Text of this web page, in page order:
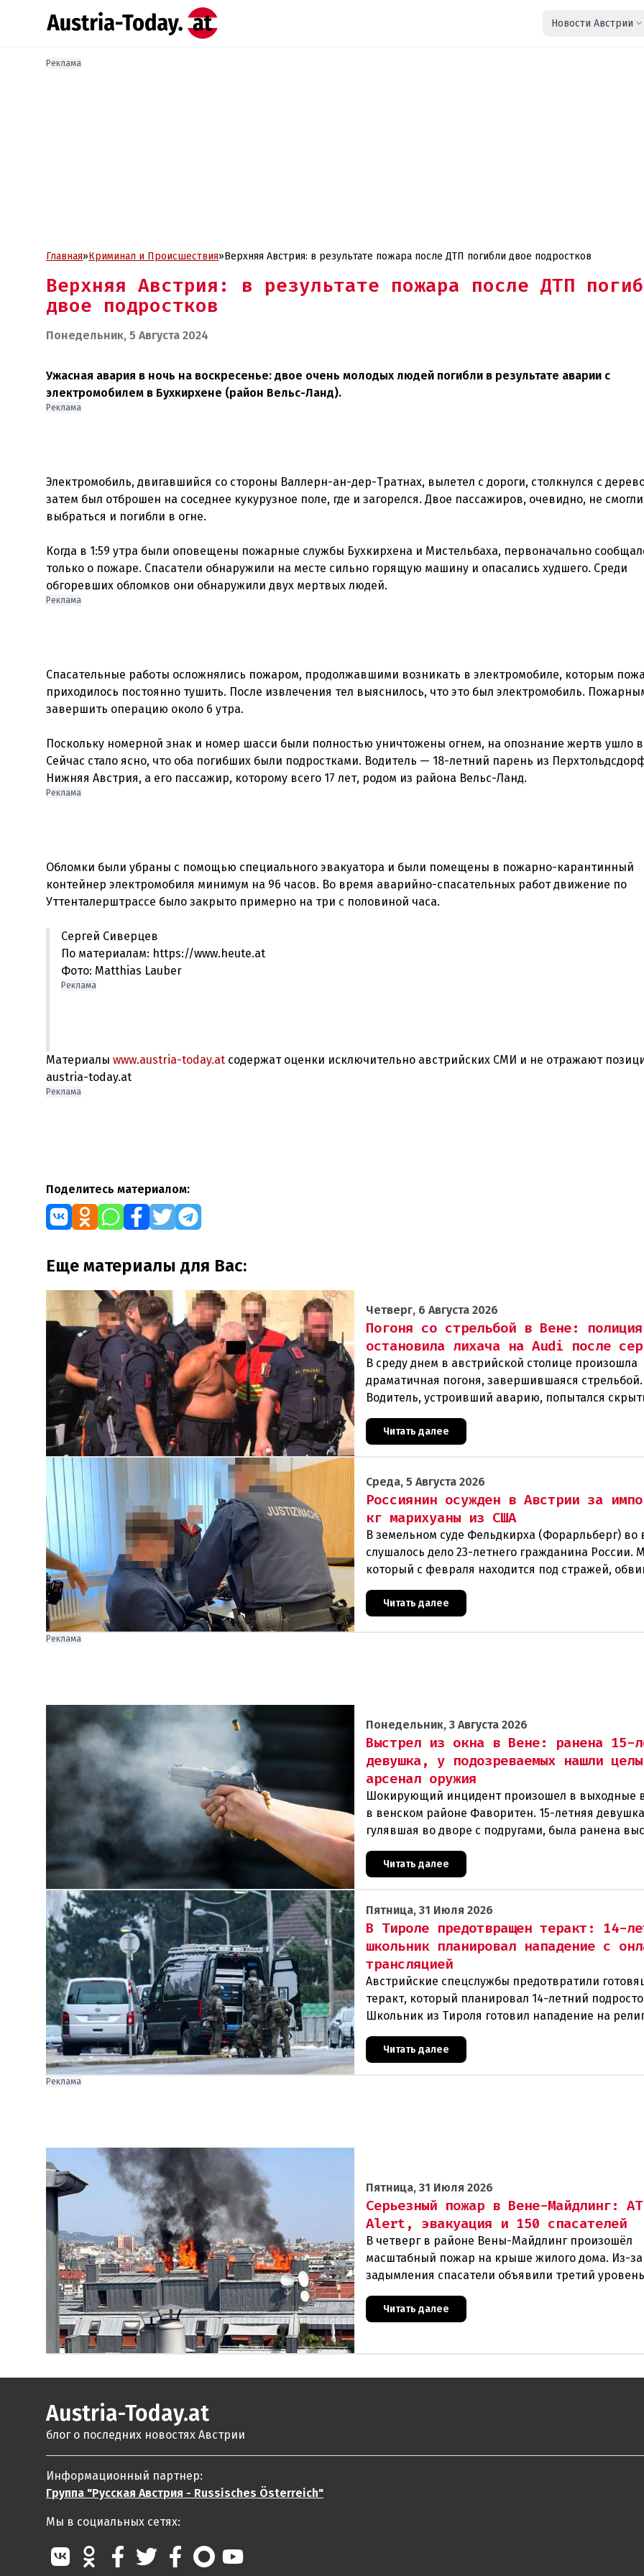
Новости Австрии
Реклама
Главная»Криминал и Проиcшествия»Верхняя Австрия: в результате пожара после ДТП погибли двое подростков
Верхняя Австрия: в результате пожара после ДТП
двое подростков
Понедельник, 5 Августа 2024
Ужасная авария в ночь на воскресенье: двое очень молодых людей погибли в результате аварии с
электромобилем в Бухкирхене (район Вельс-Ланд).
Реклама
Электромобиль, двигавшийся со стороны Валлерн-ан-дер-Тратнах, вылетел с дороги, столкнулся с
затем был отброшен на соседнее кукурузное поле, где и загорелся. Двое пассажиров, очевидно, не смогли
выбраться и погибли в огне.
Когда в 1:59 утра были оповещены пожарные службы Бухкирхена и Мистельбаха, первоначально
только о пожаре. Спасатели обнаружили на месте сильно горящую машину и опасались худшего. Среди
Реклама
Спасательные работы осложнялись пожаром, продолжавшими возникать в электромобиле, которым
приходилось постоянно тушить. После извлечения тел выяснилось, что это был электромобиль.
завершить операцию около 6 утра.
Поскольку номерной знак и номер шасси были полностью уничтожены огнем, на опознание жертв ушло
Сейчас стало ясно, что оба погибших были подростками. Водитель — 18-летний парень из
Реклама
Обломки были убраны с помощью специального эвакуатора и были помещены в пожарно-карантинный
контейнер электромобиля минимум на 96 часов. Во время аварийно-спасательных работ движение по
Сергей Сиверцев
По материалам: https://www.heute.at
Фото: Matthias Lauber
Реклама
Материалы www.austria-today.at содержат оценки исключительно австрийских СМИ и не отражают
austria-today.at
Реклама
Поделитесь материалом:
Еще материалы для Вас:
Четверг, 6 Августа 2026
Погоня со стрельбой в Вене: полиция
остановила лихача на Audi после
В среду днем в австрийской столице произошла
драматичная погоня, завершившаяся стрельбой.
Водитель, устроивший аварию, попытался
полиции, спровоцировав несколько новых
столкновений.Что слу
Читать далее
Среда, 5 Августа 2026
Россиянин осужден в Австрии за
кг марихуаны из США
В земельном суде Фельдкирха (Форарльберг) во
слушалось дело 23-летнего гражданина России.
который с февраля находится под стражей,
Читать далее
Реклама
Понедельник, 3 Августа 2026
Выстрел из окна в Вене: ранена 15-
девушка, у подозреваемых нашли
арсенал оружия
Шокирующий инцидент произошел в выходные
в венском районе Фаворитен. 15-летняя
гулявшая во дворе с подругами, была ранена
из пневматического оружия. Полиция
Читать далее
Пятница, 31 Июля 2026
В Тироле предотвращен теракт: 14-
школьник планировал нападение с
трансляцией
Австрийские спецслужбы предотвратили
теракт, который планировал 14-летний
Школьник из Тироля готовил нападение на
учреждения и намеревался транслировать свои
Читать далее
Реклама
Пятница, 31 Июля 2026
Серьезный пожар в Вене-Майдлинг:
Alert, эвакуация и 150 спасателей
В четверг в районе Вены-Майдлинг произошёл
масштабный пожар на крыше жилого дома. Из-за
задымления спасатели объявили третий
и задействовали 36 единиц техники. Огонь
Читать далее
Austria-Today.at
блог о последних новостях Австрии
Информационный партнер:
Группа "Русская Австрия - Russisches Österreich"
Мы в социальных сетях: